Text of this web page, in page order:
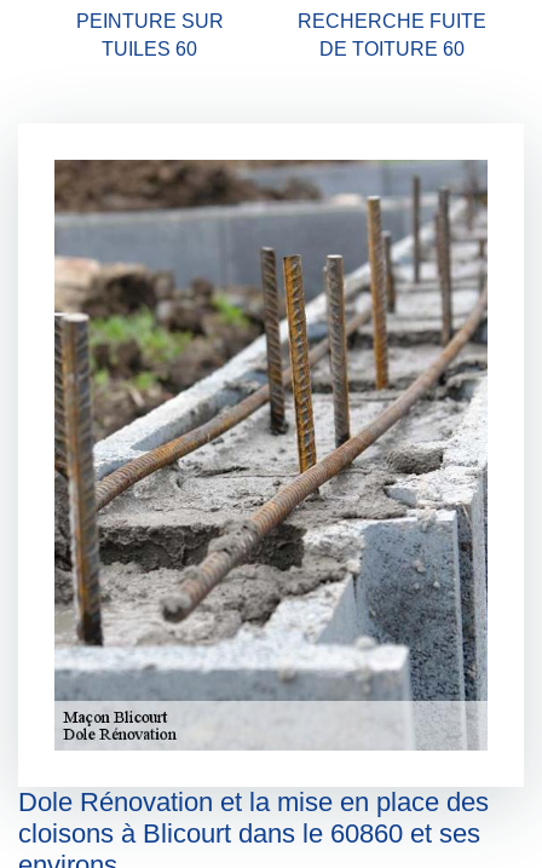
PEINTURE SUR
TUILES 60
RECHERCHE FUITE
DE TOITURE 60
Dole Rénovation et la mise en place des
cloisons à Blicourt dans le 60860 et ses